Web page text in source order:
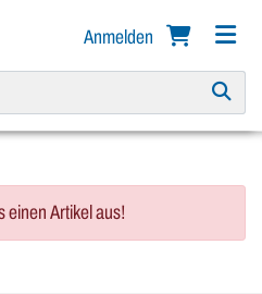
Anmelden
einen Artikel aus!